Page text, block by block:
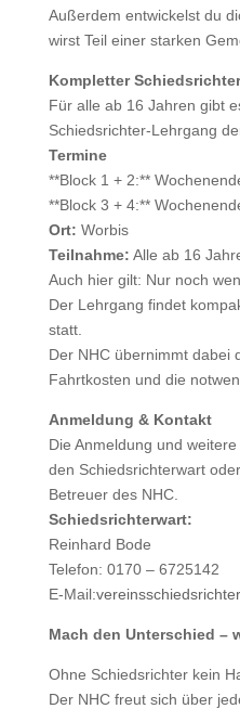
Außerdem entwickelst du
wirst Teil einer starken
Kompletter
Für alle ab 16 Jahren gibt
Schiedsrichter-Lehrgang
Termine
**Block 1 + 2:**
**Block 3 + 4:**
Ort: Worbis
Teilnahme: Alle ab 16
Auch hier gilt: Nur noch
Der Lehrgang findet
statt.
Der NHC übernimmt dabei
Fahrtkosten und die
Anmeldung & Kontakt
Die Anmeldung und
den Schiedsrichterwart
Betreuer des NHC.
Schiedsrichterwart:
Reinhard Bode
Telefon: 0170 – 6725142
E-Mail:
Mach den Unterschied –
Ohne Schiedsrichter kein
Der NHC freut sich über